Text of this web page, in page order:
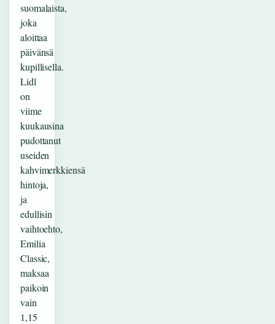
suomalaista,
joka
aloittaa
päivänsä
kupillisella.
Lidl
on
viime
kuukausina
pudottanut
useiden
kahvimerkkiensä
hintoja,
ja
edullisin
vaihtoehto,
Emilia
Classic,
maksaa
paikoin
vain
1,15